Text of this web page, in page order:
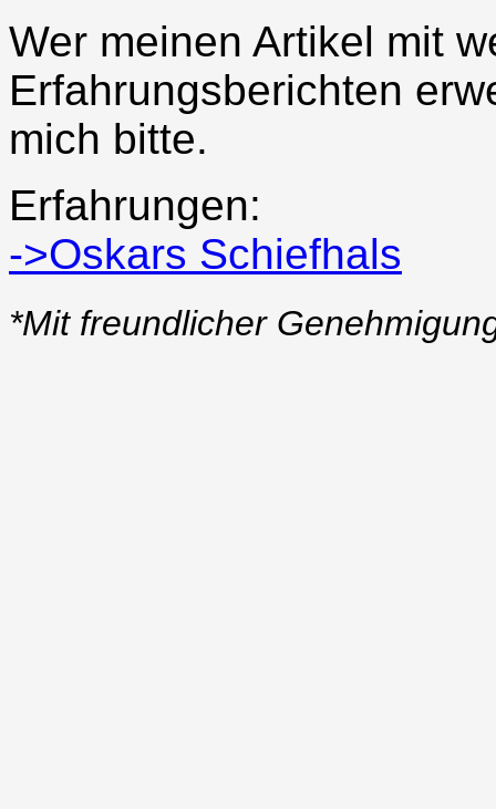
Wer meinen Artikel mit
Erfahrungsberichten
mich bitte.
Erfahrungen:
->Oskars Schiefhals
*Mit freundlicher